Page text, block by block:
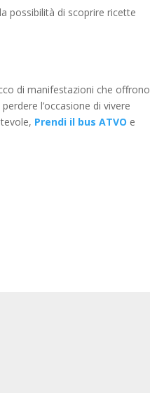
possibilità di scoprire ricette
di manifestazioni che offrono
l’occasione di vivere
Prendi il bus ATVO e